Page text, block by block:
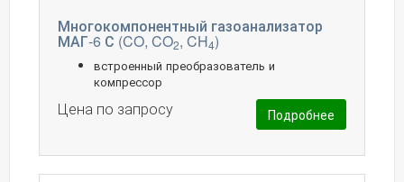
Многокомпонентный газоанализатор
МАГ-6 С (CO, CO2, CH4)
встроенный преобразователь и
компрессор
Цена по запросу Подробнее